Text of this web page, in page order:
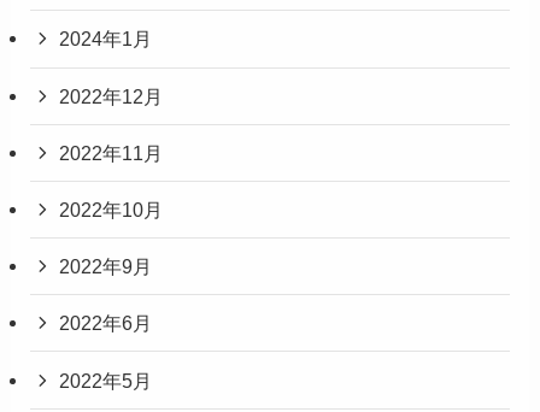
2024年1月
2022年12月
2022年11月
2022年10月
2022年9月
2022年6月
2022年5月